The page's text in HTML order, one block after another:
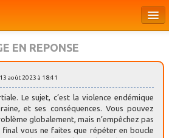
EN REPONSE
août 2023 à 18:41
Le sujet, c’est la violence endémique
et ses conséquences. Vous pouvez
globalement, mais n’empêchez pas
final vous ne faites que répéter en boucle